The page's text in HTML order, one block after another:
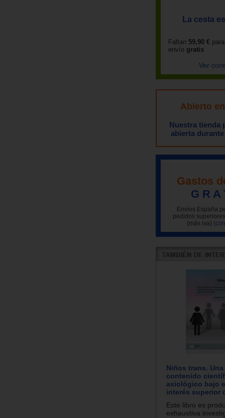
La cesta
Faltan 59,90 €
envío gratis
Ver
Abierto
Nuestra tienda
abierta
Gastos
G R A
Envíos España
pedidos
(más iva)
Niños trans.
contenido
axiológico bajo
interés superior
Este libro es
exhaustiva